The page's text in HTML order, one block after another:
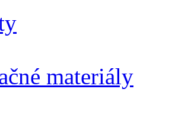
materiály